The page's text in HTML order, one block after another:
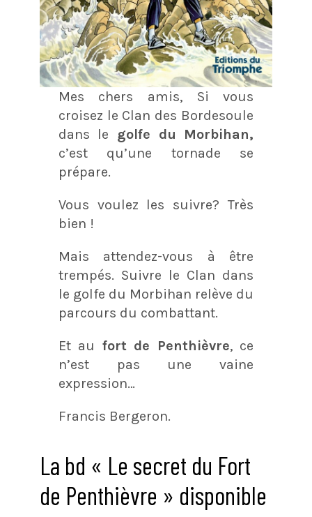
Mes chers amis, Si vous
croisez le Clan des Bordesoule
dans le golfe du Morbihan,
c’est qu’une tornade se
prépare.
Vous voulez les suivre? Très
bien !
Mais attendez-vous à être
trempés. Suivre le Clan dans
le golfe du Morbihan relève du
parcours du combattant.
Et au fort de Penthièvre, ce
n’est pas une vaine
expression…
Francis Bergeron.
La bd « Le secret du Fort
de Penthièvre » disponible